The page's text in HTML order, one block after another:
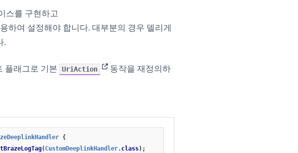
tab)
스를 구현하고
in new tab)
하여 설정해야 합니다. 대부분의 경우 델리게
.
플래그로 기본 UriAction (opens in new tab)
동작을 재정의하
{
( CustomDeeplinkHandler. class);